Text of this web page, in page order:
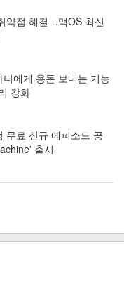
약점 해결…맥OS 최신
에게 용돈 보내는 기능
강화
무료 신규 에피소드 공
출시